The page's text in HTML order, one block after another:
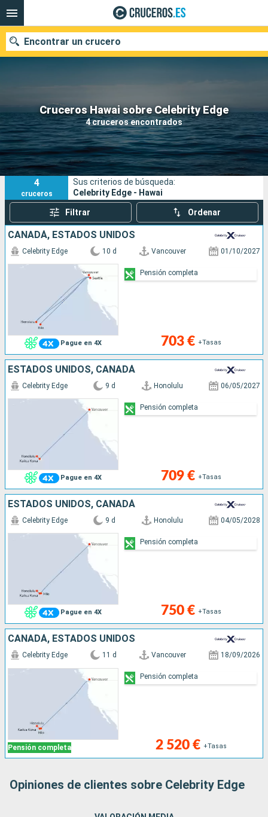
Cruceros Hawai sobre Celebrity Edge
4 cruceros encontrados
Encontrar un crucero
Nuestros destinos
Fecha de salida
Puertos Compañías
Buscar
4
cruceros
Sus criterios de búsqueda:
Celebrity Edge - Hawai
Filtrar Ordenar
CANADÁ, ESTADOS UNIDOS
Pague en 4X
Celebrity Edge 10 d Vancouver 01/10/2027
703 € +Tasas
Pensión completa
ESTADOS UNIDOS, CANADÁ
Pague en 4X
Celebrity Edge 9 d Honolulu 06/05/2027
709 € +Tasas
Pensión completa
ESTADOS UNIDOS, CANADÁ
Pague en 4X
Celebrity Edge 9 d Honolulu 04/05/2028
750 € +Tasas
Pensión completa
CANADÁ, ESTADOS UNIDOS
Pensión completa
Celebrity Edge 11 d Vancouver 18/09/2026
2 520 € +Tasas
Pensión completa
Opiniones de clientes sobre Celebrity Edge